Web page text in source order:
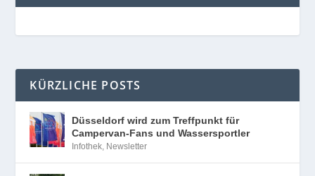
KÜRZLICHE POSTS
Düsseldorf wird zum Treffpunkt für
Campervan-Fans und Wassersportler
Infothek, Newsletter